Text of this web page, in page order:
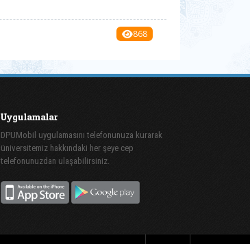
868
Uygulamalar
DPUMobil uygulamasını telefonunuza kurarak
üniversitemiz hakkındaki her şeye cep
telefonunuzdan ulaşabilirsiniz.